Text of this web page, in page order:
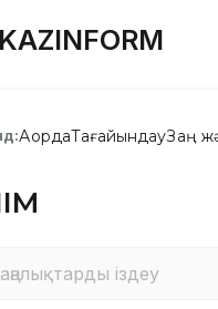
KAZINFORM
АқордаТағайындауЗаң